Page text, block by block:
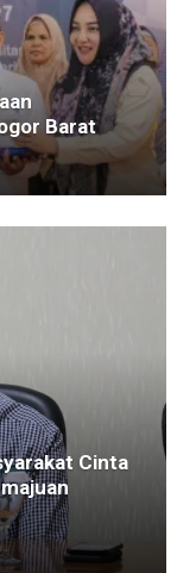
Barat
Cinta